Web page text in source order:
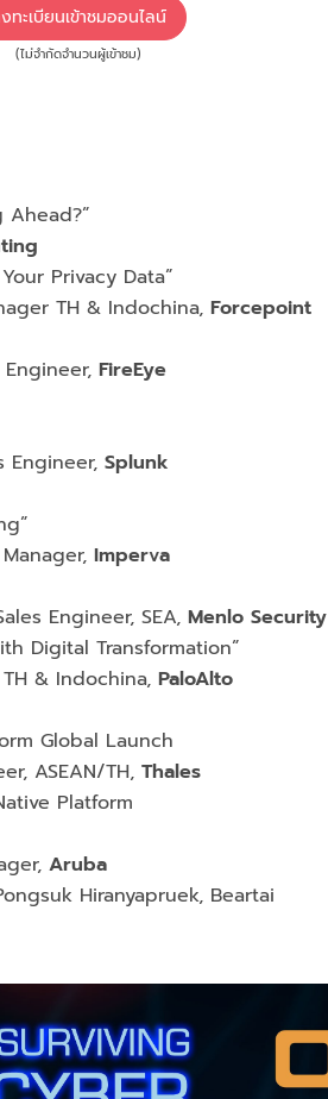
ทะเบียนเข้าชมออนไลน์
(ไม่จำกัดจำนวนผู้เข้าชม)
Ahead?”
Privacy Data”
TH & Indochina, Forcepoint
FireEye
Engineer, Splunk
Imperva
Engineer, SEA, Menlo Security
Digital Transformation”
& Indochina, PaloAlto
Global Launch
ASEAN/TH, Thales
Platform
Aruba
Hiranyapruek, Beartai